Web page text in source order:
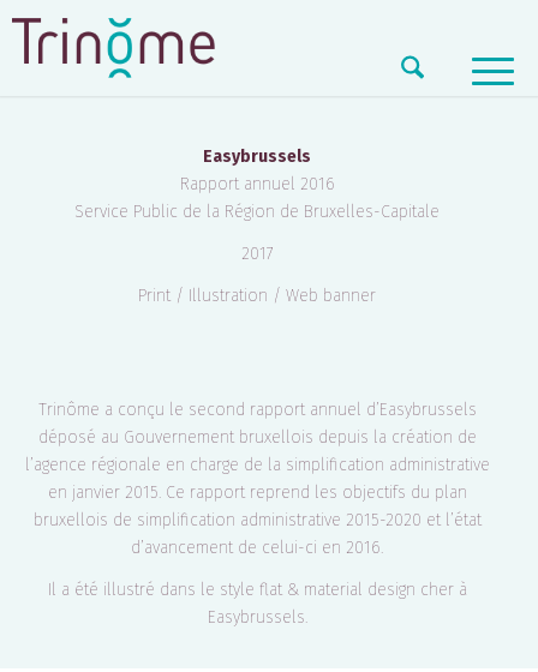
EASYBRUSSELS – RAPPORT ANNUEL 2016
Easybrussels
Rapport annuel 2016
Service Public de la Région de Bruxelles-Capitale
2017
Print / Illustration / Web banner
Trinôme a conçu le second rapport annuel d’Easybrussels
déposé au Gouvernement bruxellois depuis la création de
l’agence régionale en charge de la simplification administrative
en janvier 2015. Ce rapport reprend les objectifs du plan
bruxellois de simplification administrative 2015-2020 et l’état
d’avancement de celui-ci en 2016.
Il a été illustré dans le style flat & material design cher à
Easybrussels.